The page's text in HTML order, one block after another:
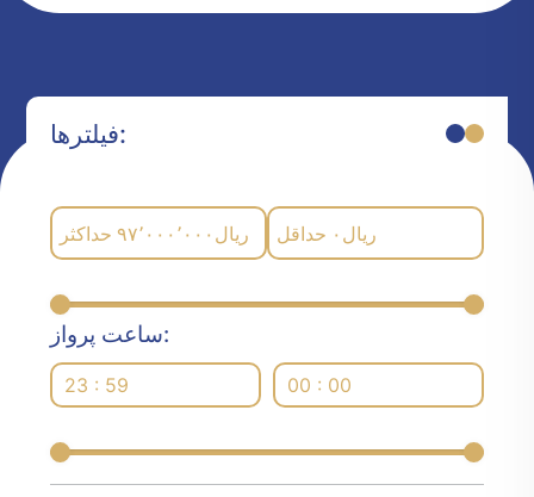
فیلترها:
حداکثر ۹۷٬۰۰۰٬۰۰۰ ریال حداقل ۰ ریال
ساعت پرواز:
23 : 59 00 : 00